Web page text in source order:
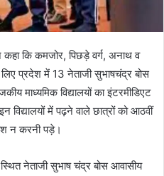
कहा कि कमजोर, पिछड़े वर्ग, अनाथ व
लिए प्रदेश में 13 नेताजी सुभाषचंद्र बोस
माध्यमिक विद्यालयों का इंटरमीडिएट
विद्यालयों में पढ़ने वाले छात्रों को आठवीं
न करनी पड़े।
नेताजी सुभाष चंद्र बोस आवासीय